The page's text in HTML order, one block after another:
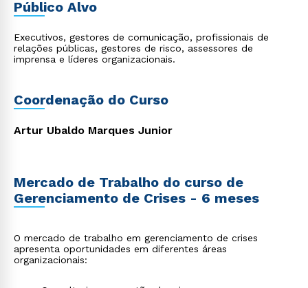
Público Alvo
Executivos, gestores de comunicação, profissionais de
relações públicas, gestores de risco, assessores de
imprensa e líderes organizacionais.
Coordenação do Curso
Artur Ubaldo Marques Junior
Mercado de Trabalho do curso de
Gerenciamento de Crises - 6 meses
O mercado de trabalho em gerenciamento de crises
apresenta oportunidades em diferentes áreas
organizacionais: